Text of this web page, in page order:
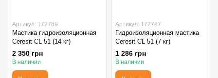
Артикул: 172789
Мастика гидроизоляционная
Ceresit CL 51 (14 кг)
2 350 грн
В наличии
Артикул: 172787
Гидроизоляционная мастика
Ceresit CL 51 (7 кг)
1 286 грн
В наличии